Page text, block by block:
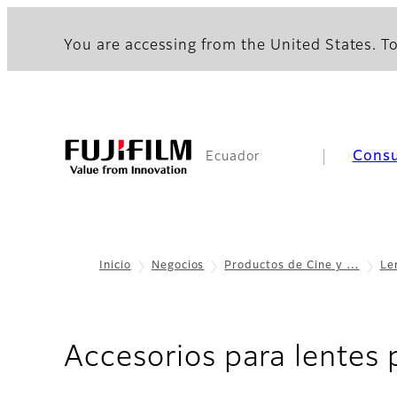
You are accessing from the United States.
Ecuador
Inicio Negocios Productos de Cine y …
Accesorios para lentes